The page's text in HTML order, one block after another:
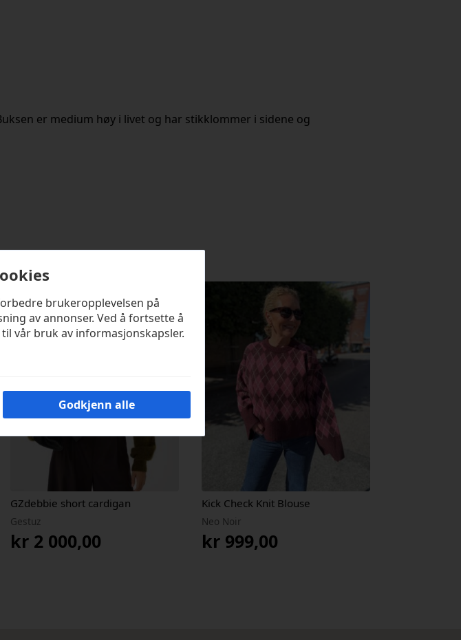
er medium høy i livet og har stikklommer i sidene og
GZdebbie short cardigan
Gestuz
kr2 000,00
Kick Check Knit Blouse
Neo Noir
kr 999,00
brukeropplevelsen på
av annonser. Ved å fortsette å
vår bruk av informasjonskapsler.
Godkjenn alle